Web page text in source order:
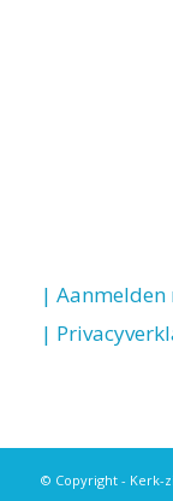
|
|
© Copyright - Kerk-